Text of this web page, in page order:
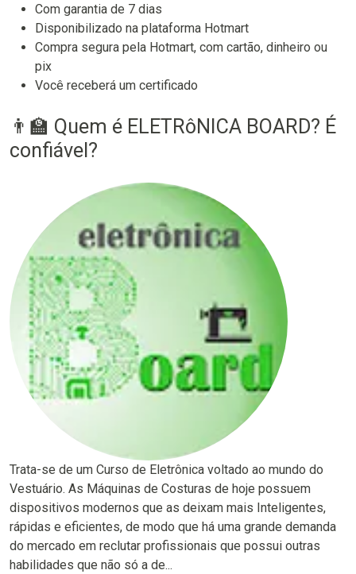
Com garantia de 7 dias
Disponibilizado na plataforma Hotmart
Compra segura pela Hotmart, com cartão, dinheiro ou
pix
Você receberá um certificado
👨‍🏫 Quem é ELETRôNICA BOARD? É
confiável?
Trata-se de um Curso de Eletrônica voltado ao mundo do
Vestuário. As Máquinas de Costuras de hoje possuem
dispositivos modernos que as deixam mais Inteligentes,
rápidas e eficientes, de modo que há uma grande demanda
do mercado em reclutar profissionais que possui outras
habilidades que não só a de...